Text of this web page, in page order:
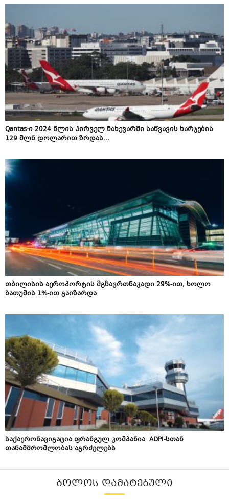
Qantas-ი 2024 წლის პირველ ნახევარში საწვავის ხარჯების
129 მლნ დოლარით ზრდას...
თბილისის აეროპორტის მგზავრთნაკადი 29%-ით, ხოლო
ბათუმის 1%-ით გაიზარდა
საქაერონავიგაცია ფრანგულ კომპანია ADPI-სთან
თანამშრომლობას აგრძელებს
ᲑᲝᲚᲝᲡ ᲓᲐᲛᲐᲢᲔᲑᲣᲚᲘ